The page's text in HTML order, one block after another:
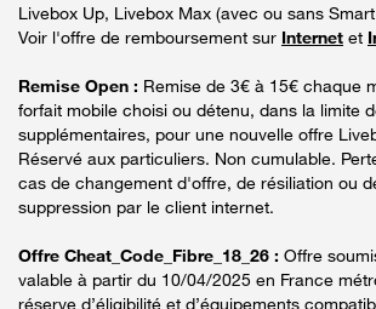
Livebox Up, Livebox Max (avec ou sans Smart
Voir l'offre de remboursement sur Internet et
Remise Open : Remise de 3€ à 15€ chaque
forfait mobile choisi ou détenu, dans la limite
supplémentaires, pour une nouvelle offre
Réservé aux particuliers. Non cumulable.
cas de changement d'offre, de résiliation ou
suppression par le client internet.
Offre Cheat_Code_Fibre_18_26 : Offre
valable à partir du 10/04/2025 en France
réserve d’éligibilité et d’équipements